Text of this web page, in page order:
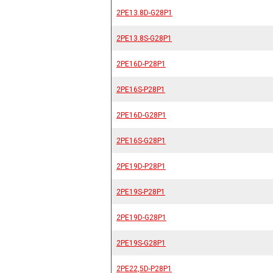
2PE13.8D-G28P1
2PE13.8S-G28P1
2PE16D-P28P1
2PE16S-P28P1
2PE16D-G28P1
2PE16S-G28P1
2PE19D-P28P1
2PE19S-P28P1
2PE19D-G28P1
2PE19S-G28P1
2PE22,5D-P28P1
2PE13.8D-G28P1
2PE13.8S-G28P1
2PE16D-P28P1
2PE16S-P28P1
2PE16D-G28P1
2PE16S-G28P1
2PE19D-P28P1
2PE19S-P28P1
2PE19D-G28P1
2PE19S-G28P1
2PE22,5D-P28P1